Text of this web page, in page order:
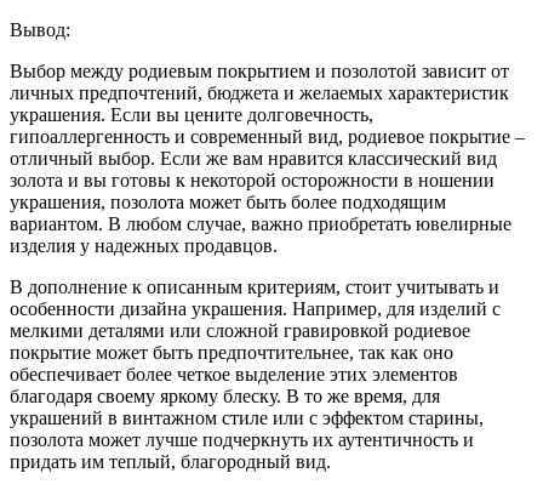
Вывод:
Выбор между родиевым покрытием и позолотой зависит от
личных предпочтений, бюджета и желаемых характеристик
украшения. Если вы цените долговечность,
гипоаллергенность и современный вид, родиевое покрытие –
отличный выбор. Если же вам нравится классический вид
золота и вы готовы к некоторой осторожности в ношении
украшения, позолота может быть более подходящим
вариантом. В любом случае, важно приобретать ювелирные
изделия у надежных продавцов.
В дополнение к описанным критериям, стоит учитывать и
особенности дизайна украшения. Например, для изделий с
мелкими деталями или сложной гравировкой родиевое
покрытие может быть предпочтительнее, так как оно
обеспечивает более четкое выделение этих элементов
благодаря своему яркому блеску. В то же время, для
украшений в винтажном стиле или с эффектом старины,
позолота может лучше подчеркнуть их аутентичность и
придать им теплый, благородный вид.